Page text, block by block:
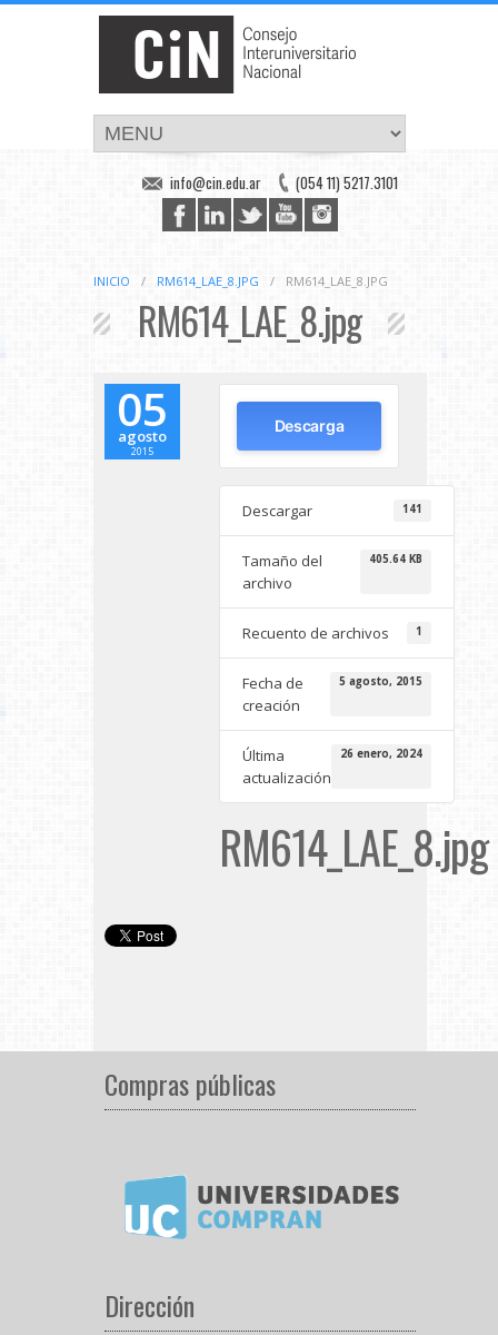
(054 11) 5217.3101
info@cin.edu.ar
INICIO / RM614_LAE_8.JPG / RM614_LAE_8.JPG
RM614_LAE_8.jpg
05
agosto
2015
Descarga
Descargar 141
Tamaño del
archivo
405.64 KB
Recuento de archivos 1
Fecha de
creación
5 agosto, 2015
Última
actualización
26 enero, 2024
RM614_LAE_8.jpg
Compras públicas
Dirección